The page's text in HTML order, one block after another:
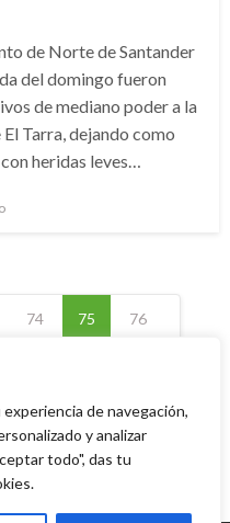
de navegación,
y analizar
todo", das tu
de Norte de Santander
del domingo fueron
de mediano poder a la
Tarra, dejando como
heridas leves…
74 75 76